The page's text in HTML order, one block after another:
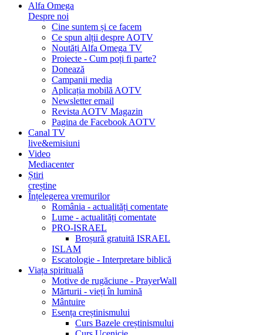
Alfa Omega
Despre noi
Cine suntem și ce facem
Ce spun alții despre AOTV
Noutăți Alfa Omega TV
Proiecte - Cum poți fi parte?
Donează
Campanii media
Aplicația mobilă AOTV
Newsletter email
Revista AOTV Magazin
Pagina de Facebook AOTV
Canal TV
live&emisiuni
Video
Mediacenter
Știri
creștine
Înțelegerea vremurilor
România - actualități comentate
Lume - actualități comentate
PRO-ISRAEL
Broșură gratuită ISRAEL
ISLAM
Escatologie - Interpretare biblică
Viața spirituală
Motive de rugăciune - PrayerWall
Mărturii - vieți în lumină
Mântuire
Esența creștinismului
Curs Bazele creștinismului